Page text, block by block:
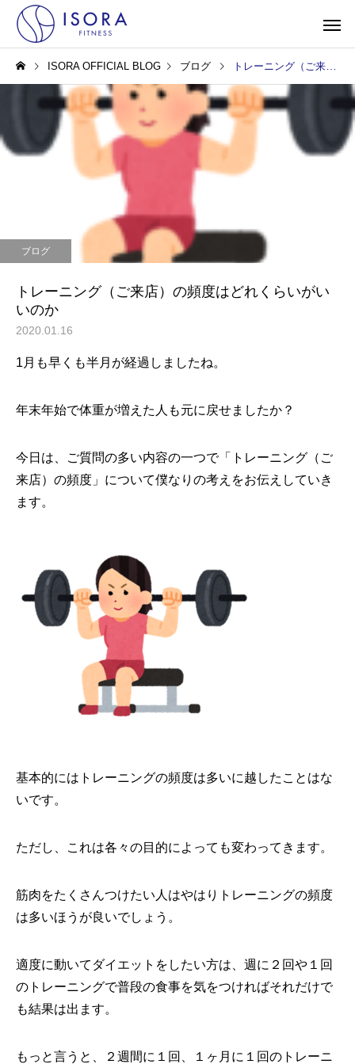
ISORA OFFICIAL BLOG ブログ トレーニング（ご来店）の頻度はどれくらいがいいのか
ブログ
トレーニング（ご来店）の頻度はどれくらいがい
いのか
2020.01.16
1月も早くも半月が経過しましたね。
年末年始で体重が増えた人も元に戻せましたか？
今日は、ご質問の多い内容の一つで「トレーニング（ご
来店）の頻度」について僕なりの考えをお伝えしていき
ます。
基本的にはトレーニングの頻度は多いに越したことはな
いです。
ただし、これは各々の目的によっても変わってきます。
筋肉をたくさんつけたい人はやはりトレーニングの頻度
は多いほうが良いでしょう。
適度に動いてダイエットをしたい方は、週に２回や１回
のトレーニングで普段の食事を気をつければそれだけで
も結果は出ます。
もっと言うと、２週間に１回、１ヶ月に１回のトレーニ